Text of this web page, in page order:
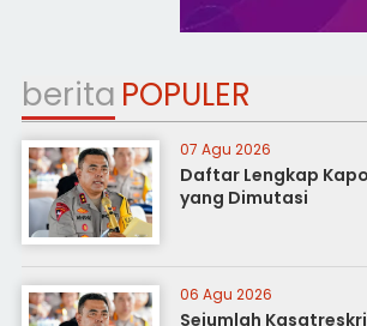
berita POPULER
07 Agu 2026
Daftar Lengkap
yang Dimutasi
06 Agu 2026
Sejumlah